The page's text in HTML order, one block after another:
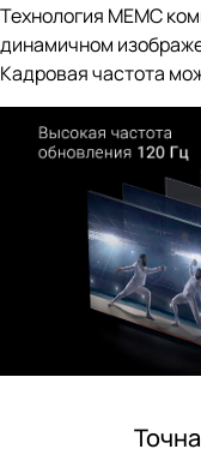
Технология МЕМС
динамичном
Кадровая частота